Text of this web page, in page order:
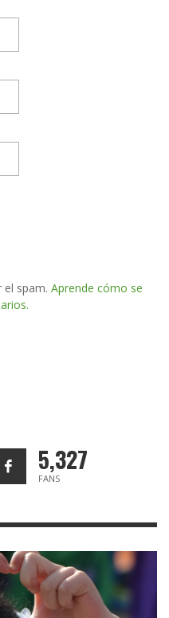
el spam. Aprende cómo se
5,327
FANS